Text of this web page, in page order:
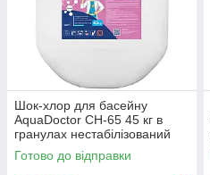
Шок-хлор для басейну
AquaDoctor CH-65 45 кг в
гранулах нестабілізований
Готово до відправки